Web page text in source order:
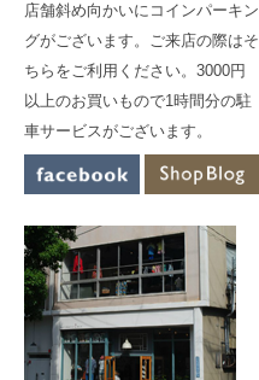
店舗斜め向かいにコインパーキン
グがございます。ご来店の際はそ
ちらをご利用ください。3000円
以上のお買いもので1時間分の駐
車サービスがございます。